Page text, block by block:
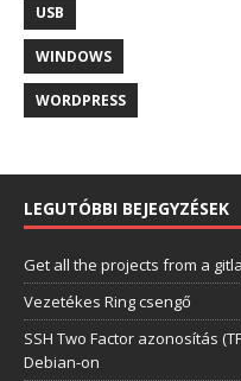
USB
WINDOWS
WORDPRESS
LEGUTÓBBI BEJEGYZÉSEK
Get all the projects from a
Vezetékes Ring csengő
SSH Two Factor azonosítás
Debian-on